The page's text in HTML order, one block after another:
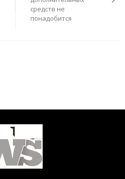
средств не
понадобится